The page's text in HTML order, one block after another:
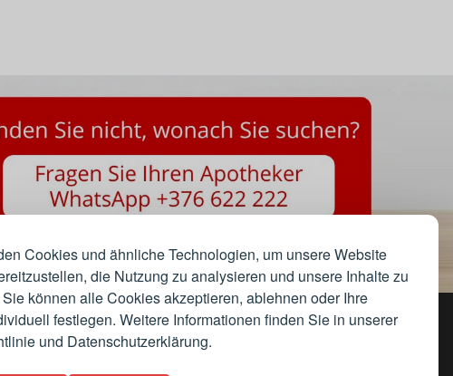
Cookies und ähnliche Technologien, um unsere Website
die Nutzung zu analysieren und unsere Inhalte zu
können alle Cookies akzeptieren, ablehnen oder Ihre
festlegen. Weitere Informationen finden Sie in unserer
und Datenschutzerklärung.Av. Meritxell, 38, AD500 Andorra la Vella, Andorra
Telefon: